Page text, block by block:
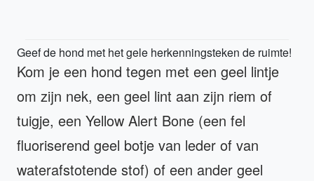
Geef de hond met het gele herkenningsteken de ruimte!
Kom je een hond tegen met een geel lintje
om zijn nek, een geel lint aan zijn riem of
tuigje, een Yellow Alert Bone (een fel
fluoriserend geel botje van leder of van
waterafstotende stof) of een ander geel